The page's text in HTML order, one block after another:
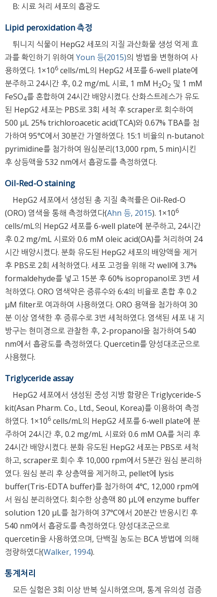
B: 시료 처리 세포의 흡광도
Lipid peroxidation 측정
튀니지 식물이 HepG2 세포의 지질 과산화물 생성 억제 효
과를 확인하기 위하여 Youn 등(2015)의 방법을 변형하여 사
용하였다. 1×106 cells/mL의 HepG2 세포를 6-well plate에
분주하고 24시간 후, 0.2 mg/mL 시료, 1 mM H2O2 및 1 mM
FeSO4를 혼합하여 24시간 배양시켰다. 산화스트레스가 유도
된 HepG2 세포는 PBS로 3회 세척 후 scraper로 회수하여
500 μL 25% trichloroacetic acid(TCA)와 0.67% TBA를 첨
가하여 95℃에서 30분간 가열하였다. 15:1 비율의 n-butanol:
pyrimidine를 첨가하여 원심분리(13,000 rpm, 5 min)시킨
후 상등액을 532 nm에서 흡광도를 측정하였다.
Oil-Red-O staining
HepG2 세포에서 생성된 총 지질 축적률은 Oil-Red-O
(ORO) 염색을 통해 측정하였다(Ahn 등, 2015). 1×106
cells/mL의 HepG2 세포를 6-well plate에 분주하고, 24시간
후 0.2 mg/mL 시료와 0.6 mM oleic acid(OA)를 처리하여 24
시간 배양시켰다. 분화 유도된 HepG2 세포의 배양액을 제거
후 PBS로 2회 세척하였다. 세포 고정을 위해 각 well에 3.7%
formaldehyde를 넣고 15분 후 60% isopropanol로 3번 세
척하였다. ORO 염색약은 증류수와 6:4의 비율로 혼합 후 0.2
μM filter로 여과하여 사용하였다. ORO 용액을 첨가하여 30
분 이상 염색한 후 증류수로 3번 세척하였다. 염색된 세포 내 지
방구는 현미경으로 관찰한 후, 2-propanol을 첨가하여 540
nm에서 흡광도를 측정하였다. Quercetin를 양성대조군으로
사용했다.
Triglyceride assay
HepG2 세포에서 생성된 중성 지방 함량은 Triglyceride-S
kit(Asan Pharm. Co., Ltd., Seoul, Korea)를 이용하여 측정
하였다. 1×106 cells/mL의 HepG2 세포를 6-well plate에 분
주하여 24시간 후, 0.2 mg/mL 시료와 0.6 mM OA를 처리 후
24시간 배양시켰다. 분화 유도된 HepG2 세포는 PBS로 세척
하고, scraper로 회수 후 10,000 rpm에서 5분간 원심 분리하
였다. 원심 분리 후 상층액을 제거하고, pellet에 lysis
buffer(Tris-EDTA buffer)를 첨가하여 4℃, 12,000 rpm에
서 원심 분리하였다. 회수한 상층액 80 μL에 enzyme buffer
solution 120 μL를 첨가하여 37℃에서 20분간 반응시킨 후
540 nm에서 흡광도를 측정하였다. 양성대조군으로
quercetin을 사용하였으며, 단백질 농도는 BCA 방법에 의해
정량하였다(Walker, 1994).
통계처리
모든 실험은 3회 이상 반복 실시하였으며, 통계 유의성 검증